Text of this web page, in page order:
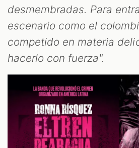
desmembradas. Para
escenario como el
competido en materia
hacerlo con fuerza".